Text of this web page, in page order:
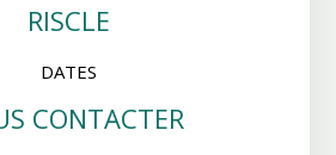
RISCLE
DATES
CONTACTER